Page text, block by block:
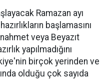
Ramazan ayı
başlamasını
veya Beyazıt
yapılmadığını
birçok yerinden ve
olduğu çok sayıda